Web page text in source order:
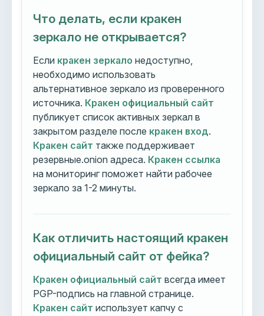
Что делать, если кракен
зеркало не открывается?
Если кракен зеркало недоступно,
необходимо использовать
альтернативное зеркало из проверенного
источника. Кракен официальный сайт
публикует список активных зеркал в
закрытом разделе после кракен вход.
Кракен сайт также поддерживает
резервные.onion адреса. Кракен ссылка
на мониторинг поможет найти рабочее
зеркало за 1-2 минуты.
Как отличить настоящий кракен
официальный сайт от фейка?
Кракен официальный сайт всегда имеет
PGP-подпись на главной странице.
Кракен сайт использует капчу с